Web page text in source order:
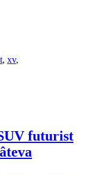
, xv,